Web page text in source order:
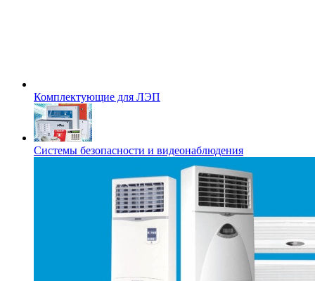
Комплектующие для ЛЭП
Системы безопасности и видеонаблюдения